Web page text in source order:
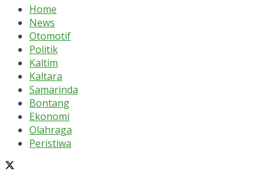
Home
News
Otomotif
Politik
Kaltim
Kaltara
Samarinda
Bontang
Ekonomi
Olahraga
Peristiwa